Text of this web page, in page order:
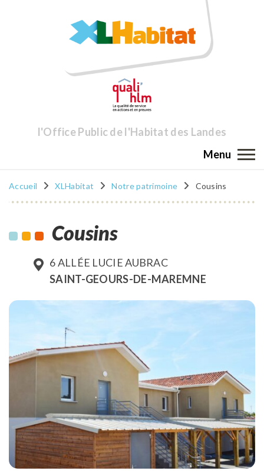
l'Office Public de l'Habitat des Landes
Menu
Accueil XLHabitat Notre patrimoine Cousins
Cousins
6 ALLÉE LUCIE AUBRAC
SAINT-GEOURS-DE-MAREMNE